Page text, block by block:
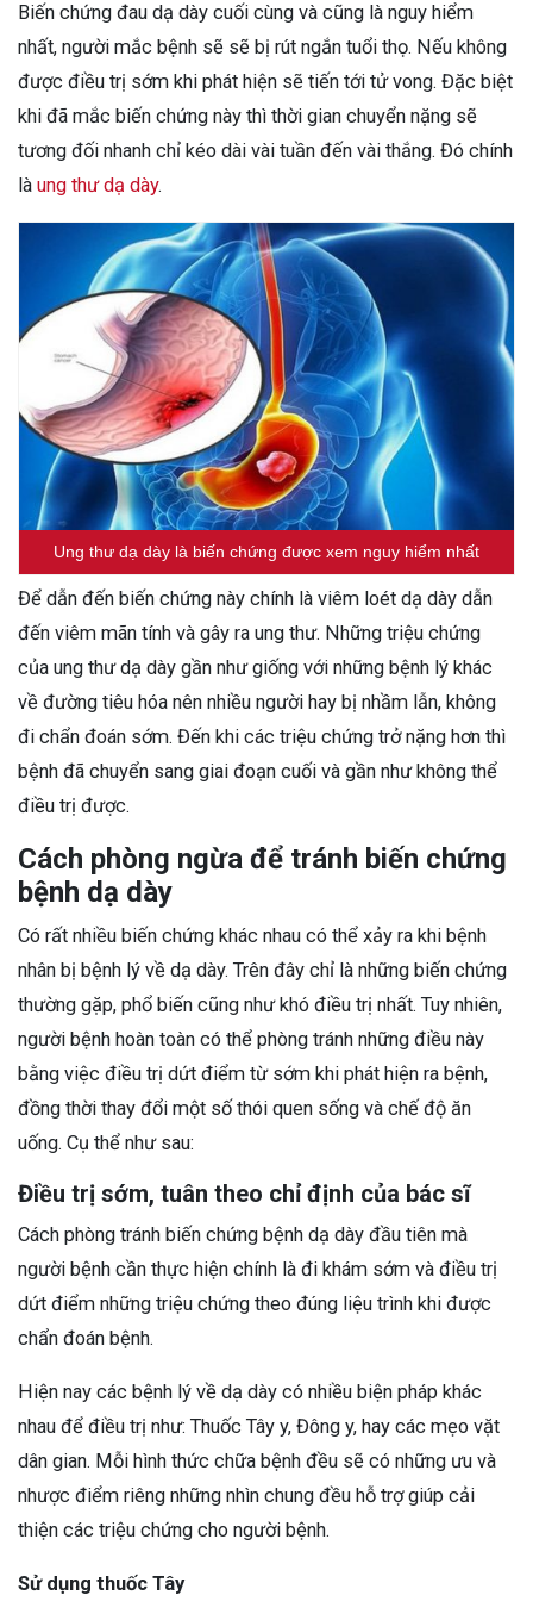
Biến chứng đau dạ dày cuối cùng và cũng là nguy hiểm
nhất, người mắc bệnh sẽ sẽ bị rút ngắn tuổi thọ. Nếu không
được điều trị sớm khi phát hiện sẽ tiến tới tử vong. Đặc biệt
khi đã mắc biến chứng này thì thời gian chuyển nặng sẽ
tương đối nhanh chỉ kéo dài vài tuần đến vài thắng. Đó chính
là ung thư dạ dày.
Ung thư dạ dày là biến chứng được xem nguy hiểm nhất
Để dẫn đến biến chứng này chính là viêm loét dạ dày dẫn
đến viêm mãn tính và gây ra ung thư. Những triệu chứng
của ung thư dạ dày gần như giống với những bệnh lý khác
về đường tiêu hóa nên nhiều người hay bị nhầm lẫn, không
đi chẩn đoán sớm. Đến khi các triệu chứng trở nặng hơn thì
bệnh đã chuyển sang giai đoạn cuối và gần như không thể
điều trị được.
Cách phòng ngừa để tránh biến chứng
bệnh dạ dày
Có rất nhiều biến chứng khác nhau có thể xảy ra khi bệnh
nhân bị bệnh lý về dạ dày. Trên đây chỉ là những biến chứng
thường gặp, phổ biến cũng như khó điều trị nhất. Tuy nhiên,
người bệnh hoàn toàn có thể phòng tránh những điều này
bằng việc điều trị dứt điểm từ sớm khi phát hiện ra bệnh,
đồng thời thay đổi một số thói quen sống và chế độ ăn
uống. Cụ thể như sau:
Điều trị sớm, tuân theo chỉ định của bác sĩ
Cách phòng tránh biến chứng bệnh dạ dày đầu tiên mà
người bệnh cần thực hiện chính là đi khám sớm và điều trị
dứt điểm những triệu chứng theo đúng liệu trình khi được
chẩn đoán bệnh.
Hiện nay các bệnh lý về dạ dày có nhiều biện pháp khác
nhau để điều trị như: Thuốc Tây y, Đông y, hay các mẹo vặt
dân gian. Mỗi hình thức chữa bệnh đều sẽ có những ưu và
nhược điểm riêng những nhìn chung đều hỗ trợ giúp cải
thiện các triệu chứng cho người bệnh.
Sử dụng thuốc Tây